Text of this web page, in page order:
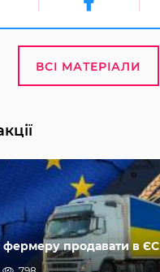
ВСІ МАТЕРІАЛИ
продавати в ЄС